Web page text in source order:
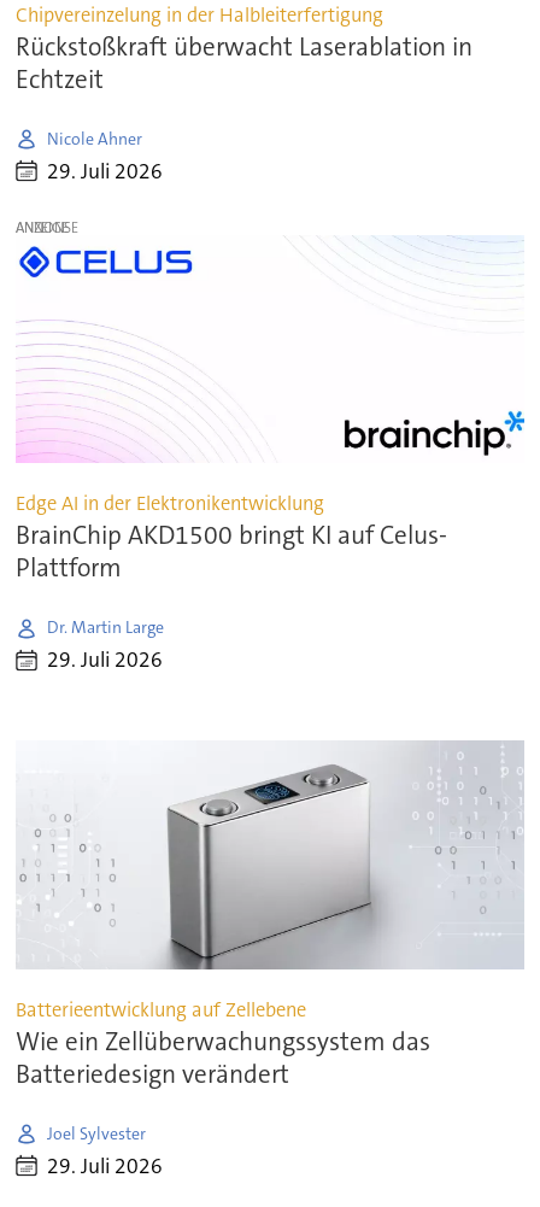
Chipvereinzelung in der Halbleiterfertigung
Rückstoßkraft überwacht Laserablation in
Echtzeit
Nicole Ahner
29. Juli 2026
ANZEIGE
Edge AI in der Elektronikentwicklung
BrainChip AKD1500 bringt KI auf Celus-
Plattform
Dr. Martin Large
29. Juli 2026
Batterieentwicklung auf Zellebene
Wie ein Zellüberwachungssystem das
Batteriedesign verändert
Joel Sylvester
29. Juli 2026